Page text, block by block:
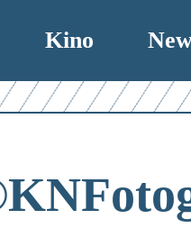
Kino